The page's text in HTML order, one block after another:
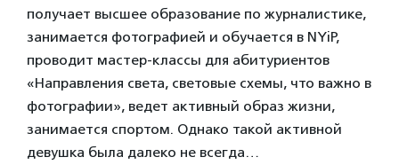
получает высшее образование по журналистике,
занимается фотографией и обучается в NYiP,
проводит мастер-классы для абитуриентов
«Направления света, световые схемы, что важно в
фотографии», ведет активный образ жизни,
занимается спортом. Однако такой активной
девушка была далеко не всегда…